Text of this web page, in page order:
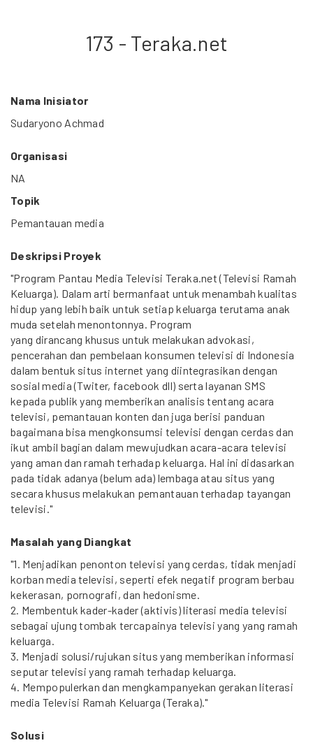
173 - Teraka.net
Nama Inisiator
Sudaryono Achmad
Organisasi
NA
Topik
Pemantauan media
Deskripsi Proyek
"Program Pantau Media Televisi Teraka.net (Televisi Ramah
Keluarga). Dalam arti bermanfaat untuk menambah kualitas
hidup yang lebih baik untuk setiap keluarga terutama anak
muda setelah menontonnya. Program
yang dirancang khusus untuk melakukan advokasi,
pencerahan dan pembelaan konsumen televisi di Indonesia
dalam bentuk situs internet yang diintegrasikan dengan
sosial media (Twiter, facebook dll) serta layanan SMS
kepada publik yang memberikan analisis tentang acara
televisi, pemantauan konten dan juga berisi panduan
bagaimana bisa mengkonsumsi televisi dengan cerdas dan
ikut ambil bagian dalam mewujudkan acara-acara televisi
yang aman dan ramah terhadap keluarga. Hal ini didasarkan
pada tidak adanya (belum ada) lembaga atau situs yang
secara khusus melakukan pemantauan terhadap tayangan
televisi."
Masalah yang Diangkat
"1. Menjadikan penonton televisi yang cerdas, tidak menjadi
korban media televisi, seperti efek negatif program berbau
kekerasan, pornografi, dan hedonisme.
2. Membentuk kader-kader (aktivis) literasi media televisi
sebagai ujung tombak tercapainya televisi yang yang ramah
keluarga.
3. Menjadi solusi/rujukan situs yang memberikan informasi
seputar televisi yang ramah terhadap keluarga.
4. Mempopulerkan dan mengkampanyekan gerakan literasi
media Televisi Ramah Keluarga (Teraka)."
Solusi